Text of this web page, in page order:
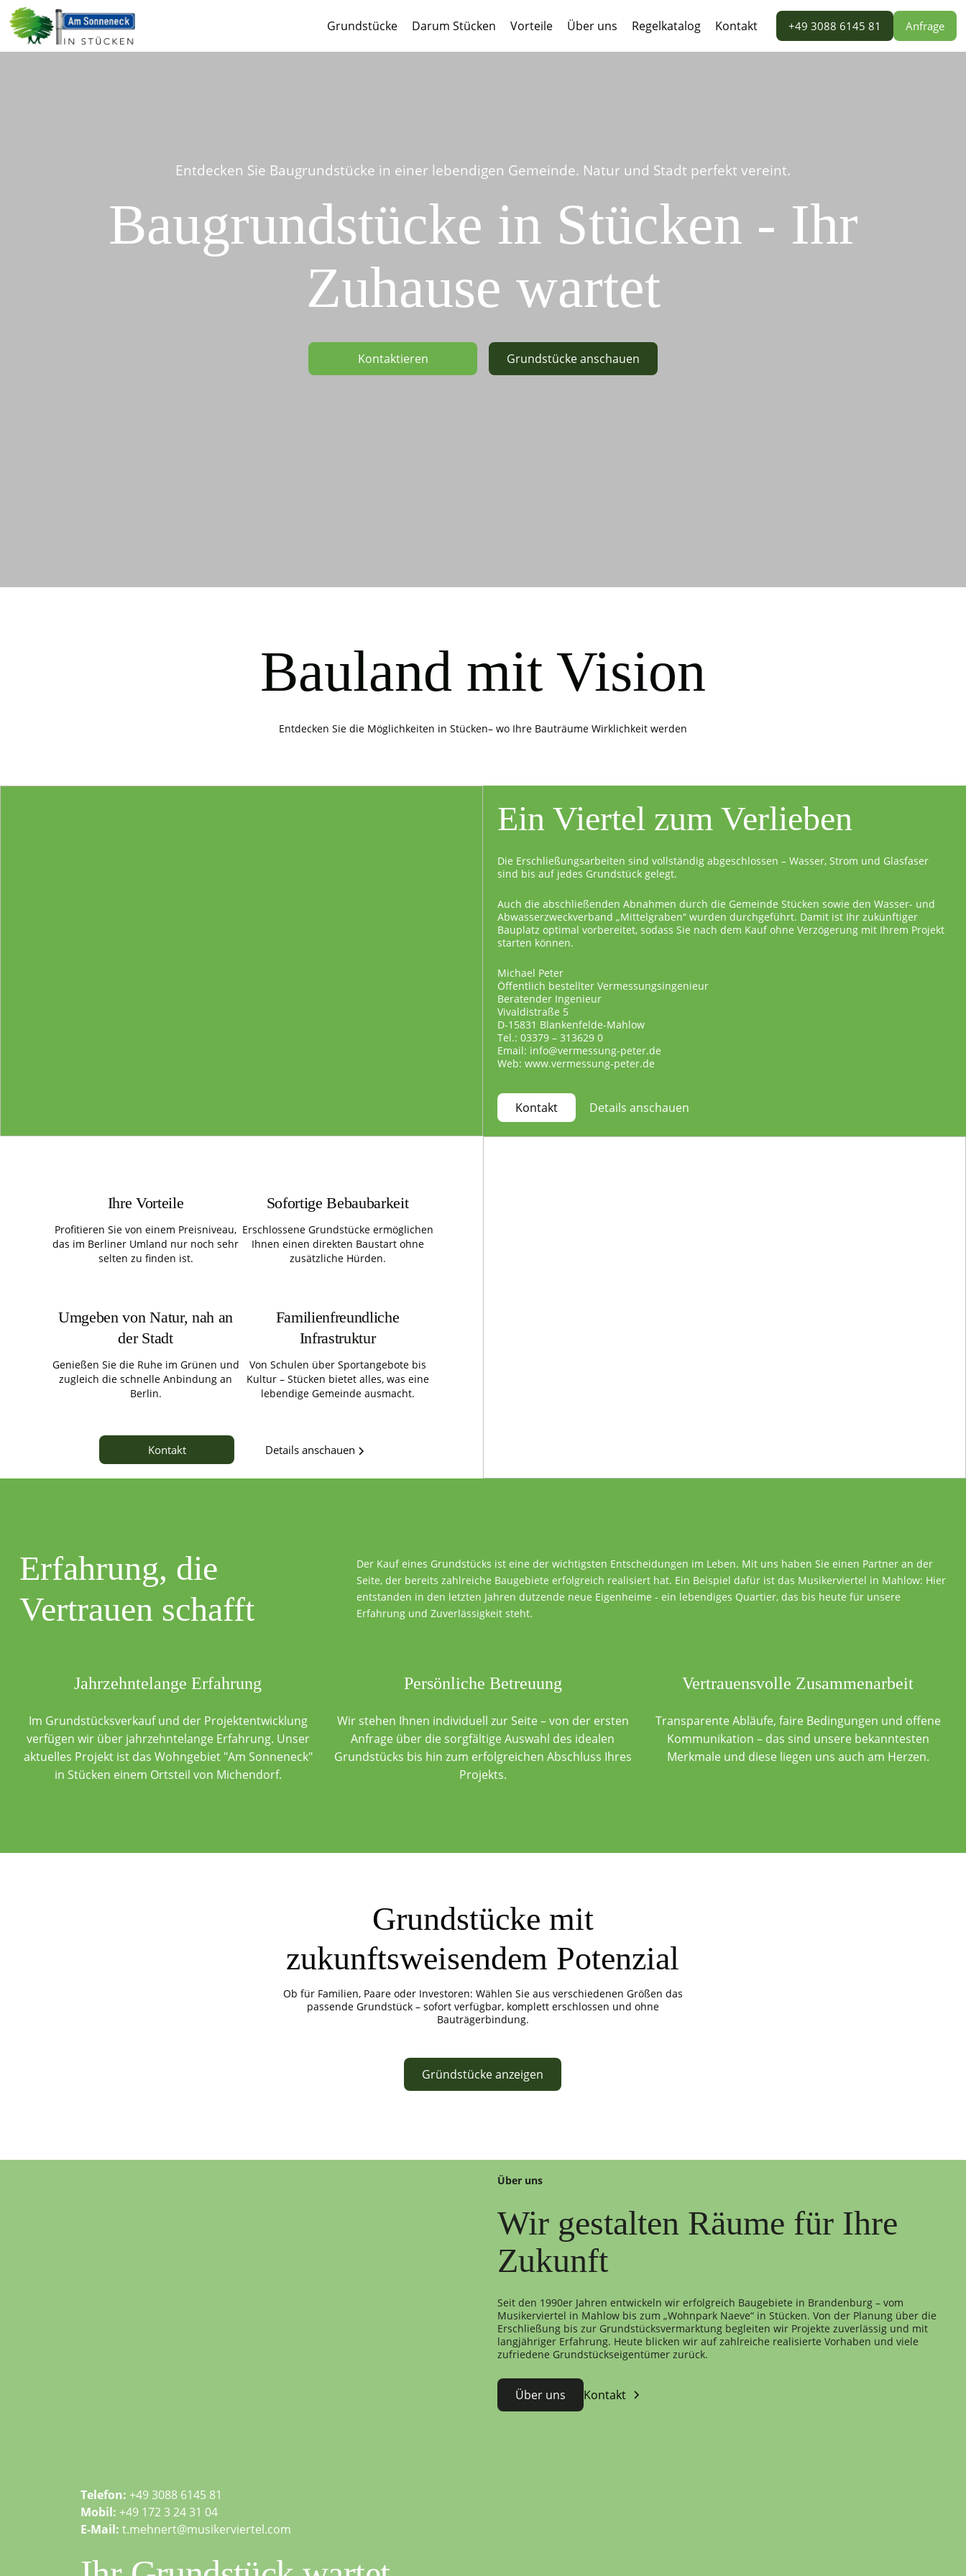
Grundstücke Darum Stücken Vorteile Über uns Regelkatalog Kontakt +49 3088 6145 81 Anfrage
Entdecken Sie Baugrundstücke in einer lebendigen Gemeinde. Natur und Stadt perfekt vereint.
Baugrundstücke in Stücken - Ihr
Zuhause wartet
Kontaktieren Grundstücke anschauen
Bauland mit Vision
Entdecken Sie die Möglichkeiten in Stücken– wo Ihre Bauträume Wirklichkeit werden
Ein Viertel zum Verlieben
Die Erschließungsarbeiten sind vollständig abgeschlossen – Wasser, Strom und Glasfaser
sind bis auf jedes Grundstück gelegt.
Auch die abschließenden Abnahmen durch die Gemeinde Stücken sowie den Wasser- und
Abwasserzweckverband „Mittelgraben“ wurden durchgeführt. Damit ist Ihr zukünftiger
Bauplatz optimal vorbereitet, sodass Sie nach dem Kauf ohne Verzögerung mit Ihrem Projekt
starten können.
Michael Peter
Öffentlich bestellter Vermessungsingenieur
Beratender Ingenieur
Vivaldistraße 5
D-15831 Blankenfelde-Mahlow
Tel.: 03379 – 313629 0
Email: info@vermessung-peter.de
Web: www.vermessung-peter.de
Kontakt Details anschauen
Ihre Vorteile
Profitieren Sie von einem Preisniveau,
das im Berliner Umland nur noch sehr
selten zu finden ist.
Sofortige Bebaubarkeit
Erschlossene Grundstücke ermöglichen
Ihnen einen direkten Baustart ohne
zusätzliche Hürden.
Umgeben von Natur, nah an
der Stadt
Genießen Sie die Ruhe im Grünen und
zugleich die schnelle Anbindung an
Berlin.
Familienfreundliche
Infrastruktur
Von Schulen über Sportangebote bis
Kultur – Stücken bietet alles, was eine
lebendige Gemeinde ausmacht.
Kontakt Details anschauen
Erfahrung, die
Vertrauen schafft
Der Kauf eines Grundstücks ist eine der wichtigsten Entscheidungen im Leben. Mit uns haben Sie einen Partner an der
Seite, der bereits zahlreiche Baugebiete erfolgreich realisiert hat. Ein Beispiel dafür ist das Musikerviertel in Mahlow: Hier
entstanden in den letzten Jahren dutzende neue Eigenheime - ein lebendiges Quartier, das bis heute für unsere
Erfahrung und Zuverlässigkeit steht.
Jahrzehntelange Erfahrung
Im Grundstücksverkauf und der Projektentwicklung
verfügen wir über jahrzehntelange Erfahrung. Unser
aktuelles Projekt ist das Wohngebiet "Am Sonneneck"
in Stücken einem Ortsteil von Michendorf.
Persönliche Betreuung
Wir stehen Ihnen individuell zur Seite – von der ersten
Anfrage über die sorgfältige Auswahl des idealen
Grundstücks bis hin zum erfolgreichen Abschluss Ihres
Projekts.
Vertrauensvolle Zusammenarbeit
Transparente Abläufe, faire Bedingungen und offene
Kommunikation – das sind unsere bekanntesten
Merkmale und diese liegen uns auch am Herzen.
Grundstücke mit
zukunftsweisendem Potenzial
Ob für Familien, Paare oder Investoren: Wählen Sie aus verschiedenen Größen das
passende Grundstück – sofort verfügbar, komplett erschlossen und ohne
Bauträgerbindung.
Gründstücke anzeigen
Über uns
Wir gestalten Räume für Ihre
Zukunft
Seit den 1990er Jahren entwickeln wir erfolgreich Baugebiete in Brandenburg – vom
Musikerviertel in Mahlow bis zum „Wohnpark Naeve“ in Stücken. Von der Planung über die
Erschließung bis zur Grundstücksvermarktung begleiten wir Projekte zuverlässig und mit
langjähriger Erfahrung. Heute blicken wir auf zahlreiche realisierte Vorhaben und viele
zufriedene Grundstückseigentümer zurück.
Über uns Kontakt
Telefon: +49 3088 6145 81
Mobil: +49 172 3 24 31 04
E-Mail: t.mehnert@musikerviertel.com